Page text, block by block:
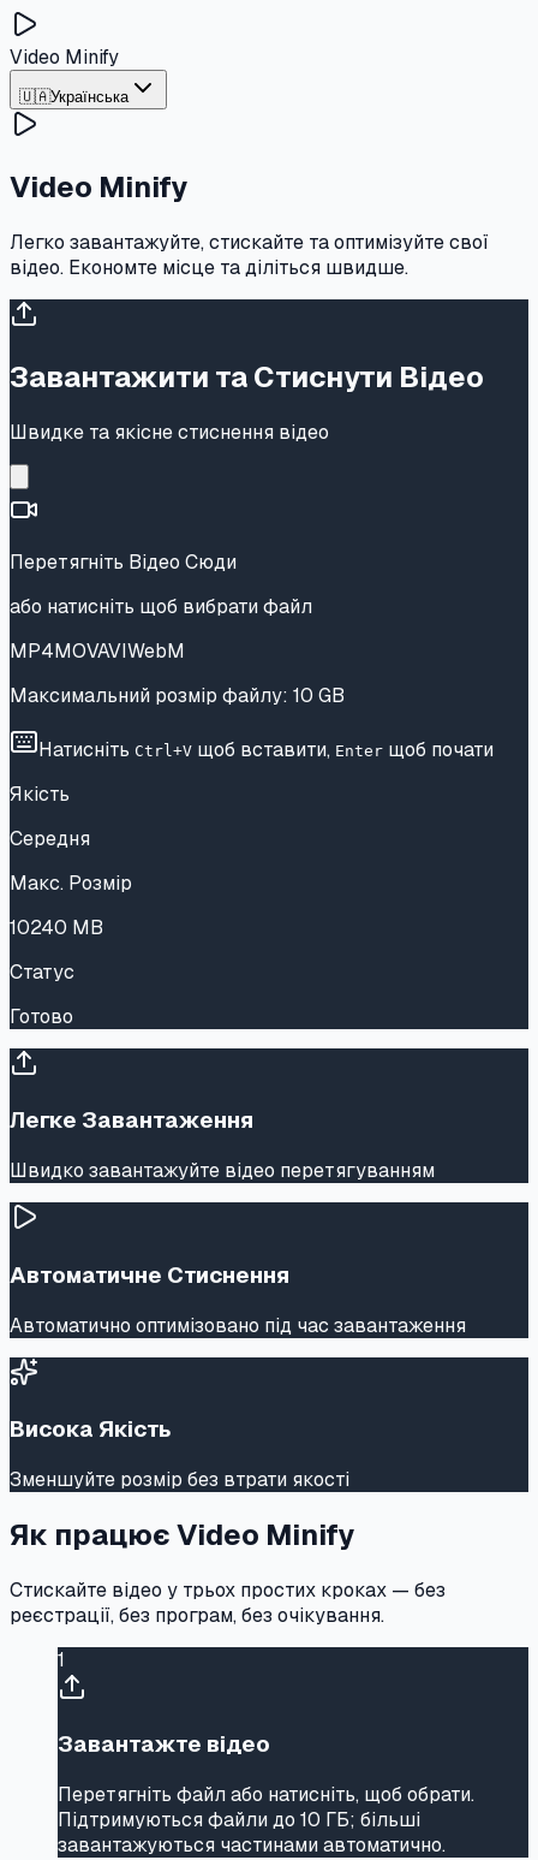
Video Minify
🇺🇦Українська
Video Minify
Легко завантажуйте, стискайте та оптимізуйте свої
відео. Економте місце та діліться швидше.
Завантажити та Стиснути Відео
Швидке та якісне стиснення відео
Перетягніть Відео Сюди
або натисніть щоб вибрати файл
MP4MOVAVIWebM
Максимальний розмір файлу: 10 GB
Натисніть Ctrl+V щоб вставити, Enter щоб почати
Якість
Середня
Макс. Розмір
10240 MB
Статус
Готово
Легке Завантаження
Швидко завантажуйте відео перетягуванням
Автоматичне Стиснення
Автоматично оптимізовано під час завантаження
Висока Якість
Зменшуйте розмір без втрати якості
Як працює Video Minify
Стискайте відео у трьох простих кроках — без
реєстрації, без програм, без очікування.
1
Завантажте відео
Перетягніть файл або натисніть, щоб обрати.
Підтримуються файли до 10 ГБ; більші
завантажуються частинами автоматично.